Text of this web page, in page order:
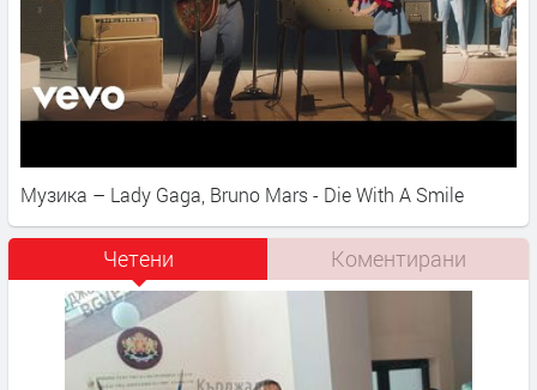
Музика – Lady Gaga, Bruno Mars - Die With A Smile
Четени Коментирани